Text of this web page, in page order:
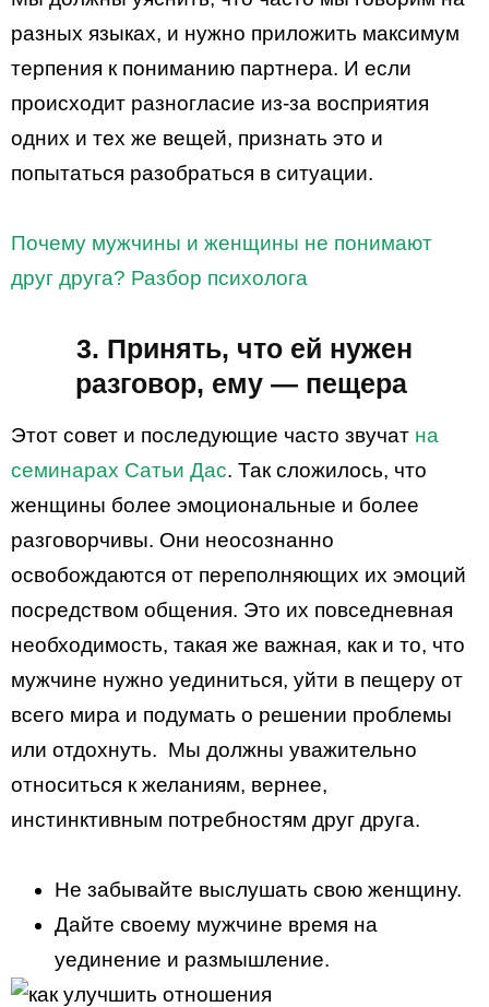
разных языках, и нужно приложить максимум
терпения к пониманию партнера. И если
происходит разногласие из-за восприятия
одних и тех же вещей, признать это и
попытаться разобраться в ситуации.
Почему мужчины и женщины не понимают
друг друга? Разбор психолога
3. Принять, что ей нужен
разговор, ему — пещера
Этот совет и последующие часто звучат на
семинарах Сатьи Дас. Так сложилось, что
женщины более эмоциональные и более
разговорчивы. Они неосознанно
освобождаются от переполняющих их эмоций
посредством общения. Это их повседневная
необходимость, такая же важная, как и то, что
мужчине нужно уединиться, уйти в пещеру от
всего мира и подумать о решении проблемы
или отдохнуть. Мы должны уважительно
относиться к желаниям, вернее,
инстинктивным потребностям друг друга.
Не забывайте выслушать свою женщину.
Дайте своему мужчине время на
уединение и размышление.